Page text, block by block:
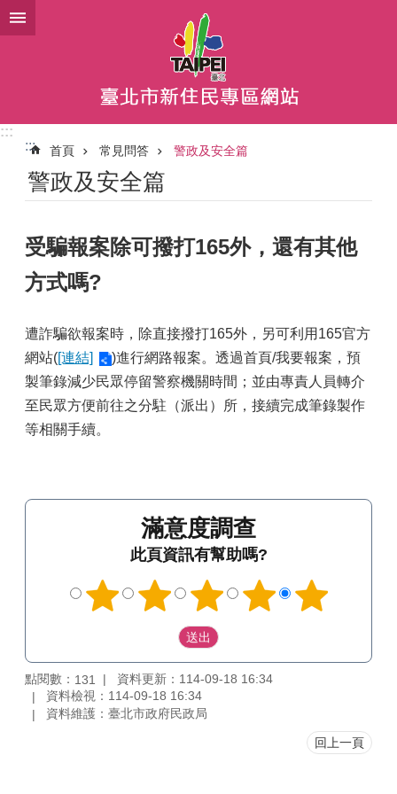
跳到主要內容區塊
:::
:::
首頁 常見問答 警政及安全篇
警政及安全篇
受騙報案除可撥打165外，還有其他
方式嗎?
遭詐騙欲報案時，除直接撥打165外，另可利用165官方
網站([連結]
)進行網路報案。透過首頁/我要報案，預
製筆錄減少民眾停留警察機關時間；並由專責人員轉介
至民眾方便前往之分駐（派出）所，接續完成筆錄製作
等相關手續。
滿意度調查
此頁資訊有幫助嗎?
點閱數： 131
資料更新：114-09-18 16:34
資料檢視：114-09-18 16:34
資料維護：臺北市政府民政局
回上一頁